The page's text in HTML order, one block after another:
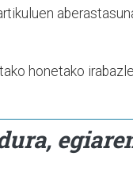
honetako